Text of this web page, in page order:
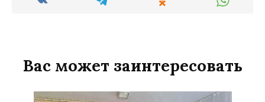
Вас может заинтересовать